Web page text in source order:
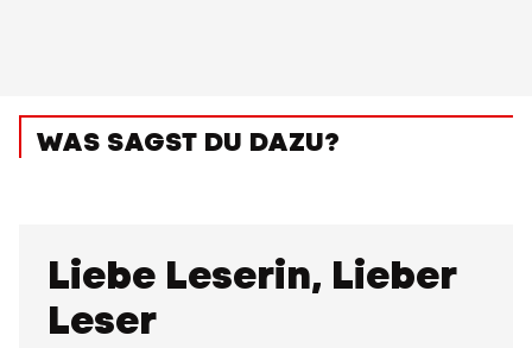
WAS SAGST DU DAZU?
Liebe Leserin, Lieber
Leser